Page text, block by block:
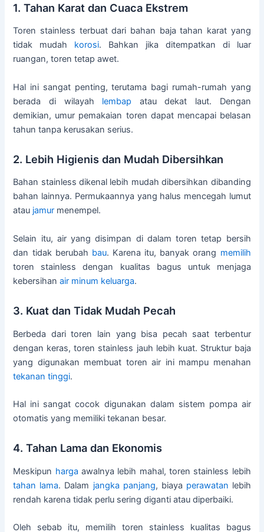
1. Tahan Karat dan Cuaca Ekstrem
Toren stainless terbuat dari bahan baja tahan karat yang
tidak mudah korosi. Bahkan jika ditempatkan di luar
ruangan, toren tetap awet.
Hal ini sangat penting, terutama bagi rumah-rumah yang
berada di wilayah lembap atau dekat laut. Dengan
demikian, umur pemakaian toren dapat mencapai belasan
tahun tanpa kerusakan serius.
2. Lebih Higienis dan Mudah Dibersihkan
Bahan stainless dikenal lebih mudah dibersihkan dibanding
bahan lainnya. Permukaannya yang halus mencegah lumut
atau jamur menempel.
Selain itu, air yang disimpan di dalam toren tetap bersih
dan tidak berubah bau. Karena itu, banyak orang memilih
toren stainless dengan kualitas bagus untuk menjaga
kebersihanair minum keluarga.
3. Kuat dan Tidak Mudah Pecah
Berbeda dari toren lain yang bisa pecah saat terbentur
dengan keras, toren stainless jauh lebih kuat. Struktur baja
yang digunakan membuat toren air ini mampu menahan
tekanan tinggi.
Hal ini sangat cocok digunakan dalam sistem pompa air
otomatis yang memiliki tekanan besar.
4. Tahan Lama dan Ekonomis
Meskipun harga awalnya lebih mahal, toren stainless lebih
tahan lama. Dalam jangka panjang, biaya perawatan lebih
rendah karena tidak perlu sering diganti atau diperbaiki.
Oleh sebab itu, memilih toren stainless kualitas bagus